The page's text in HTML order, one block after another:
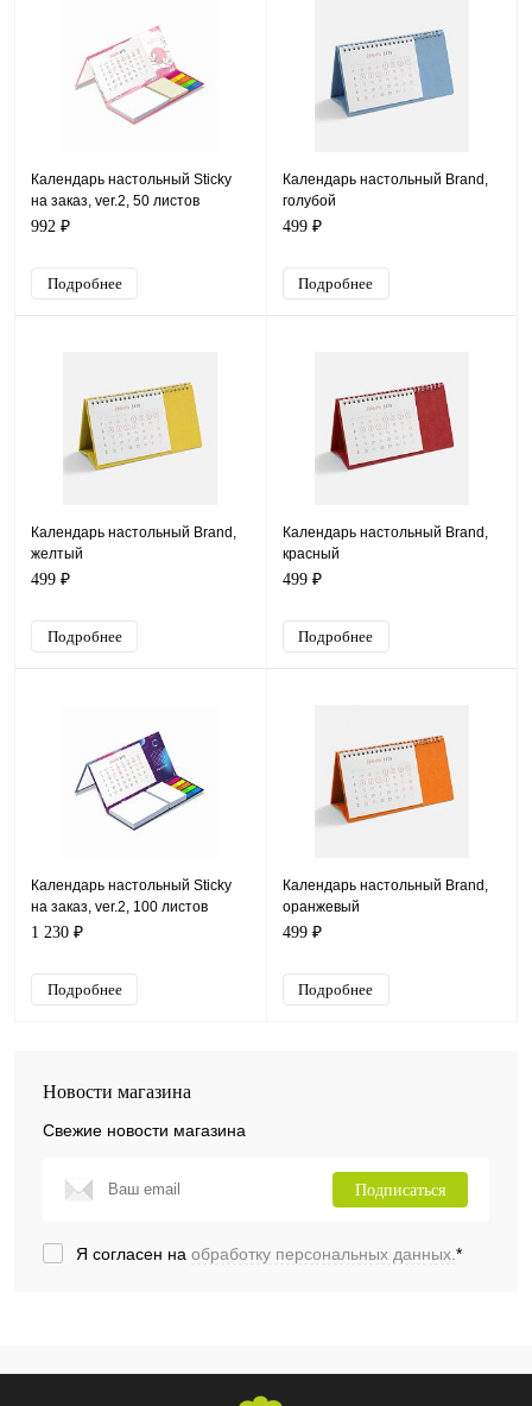
Календарь настольный Sticky
на заказ, ver.2, 50 листов
992 ₽
Подробнее
Календарь настольный Brand,
голубой
499 ₽
Подробнее
Календарь настольный Brand,
желтый
499 ₽
Подробнее
Календарь настольный Brand,
красный
499 ₽
Подробнее
Календарь настольный Sticky
на заказ, ver.2, 100 листов
1 230 ₽
Подробнее
Календарь настольный Brand,
оранжевый
499 ₽
Подробнее
Новости магазина
Свежие новости магазина
Подписаться
Я согласен на обработку персональных данных.*